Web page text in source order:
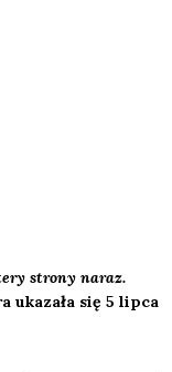
strony naraz.
ukazała się 5 lipca